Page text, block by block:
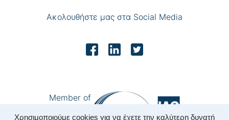
Χρησιμοποιούμε cookies για να έχετε την καλύτερη δυνατή
Ακολουθήστε μας στα Social Media
Member of